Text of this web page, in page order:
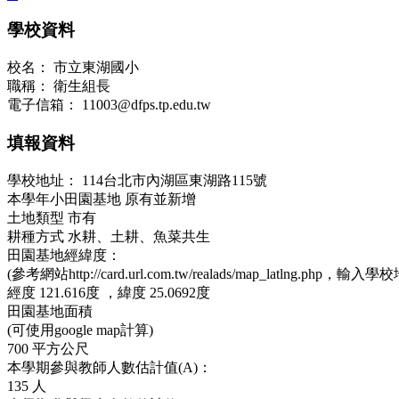
學校資料
校名：
市立東湖國小
職稱：
衛生組長
電子信箱：
11003@dfps.tp.edu.tw
填報資料
學校地址：
114台北市內湖區東湖路115號
本學年小田園基地 原有並新增
土地類型 市有
耕種方式 水耕、土耕、魚菜共生
田園基地經緯度：
(參考網站http://card.url.com.tw/realads/map_latlng.php，輸入學校
經度 121.616度 ， 緯度 25.0692度
田園基地面積
(可使用google map計算)
700 平方公尺
本學期參與教師人數估計值(A)：
135 人